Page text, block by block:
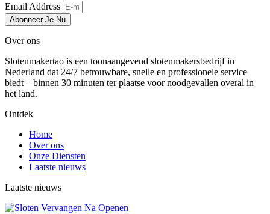
Email Address
Abonneer Je Nu
Over ons
Slotenmakertao is een toonaangevend slotenmakersbedrijf in
Nederland dat 24/7 betrouwbare, snelle en professionele service
biedt – binnen 30 minuten ter plaatse voor noodgevallen overal in
het land.
Ontdek
Home
Over ons
Onze Diensten
Laatste nieuws
Laatste nieuws